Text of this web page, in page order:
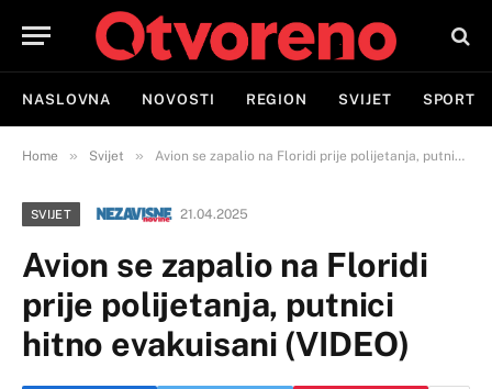
NASLOVNA NOVOSTI REGION SVIJET SPORT
Home » Svijet » Avion se zapalio na Floridi prije polijetanja, putnici hitno evakuisani (VIDEO)
SVIJET 21.04.2025
Avion se zapalio na Floridi
prije polijetanja, putnici
hitno evakuisani (VIDEO)